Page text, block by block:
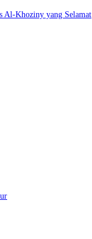
Al-Khoziny yang Selamat